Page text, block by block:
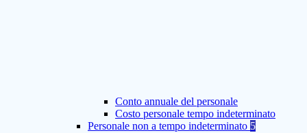
Conto annuale del personale
Costo personale tempo indeterminato
Personale non a tempo indeterminato 5